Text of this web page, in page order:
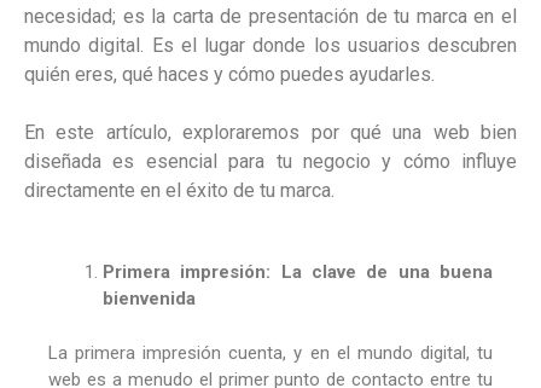
necesidad; es la carta de presentación de tu marca en el
mundo digital. Es el lugar donde los usuarios descubren
quién eres, qué haces y cómo puedes ayudarles.
En este artículo, exploraremos por qué una web bien
diseñada es esencial para tu negocio y cómo influye
directamente en el éxito de tu marca.
Primera impresión: La clave de una buena
bienvenida
La primera impresión cuenta, y en el mundo digital, tu
web es a menudo el primer punto de contacto entre tu